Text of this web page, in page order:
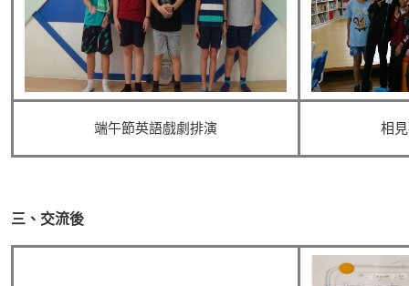
端午節英語戲劇排演 相
三、交流後